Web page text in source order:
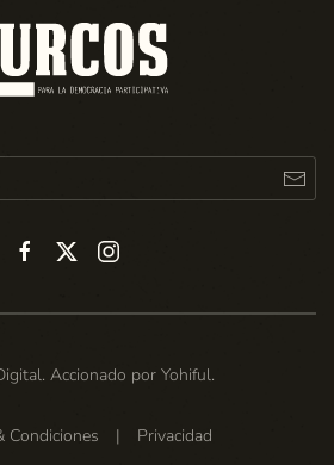
Accionado por Yohiful.
Condiciones | Privacidad